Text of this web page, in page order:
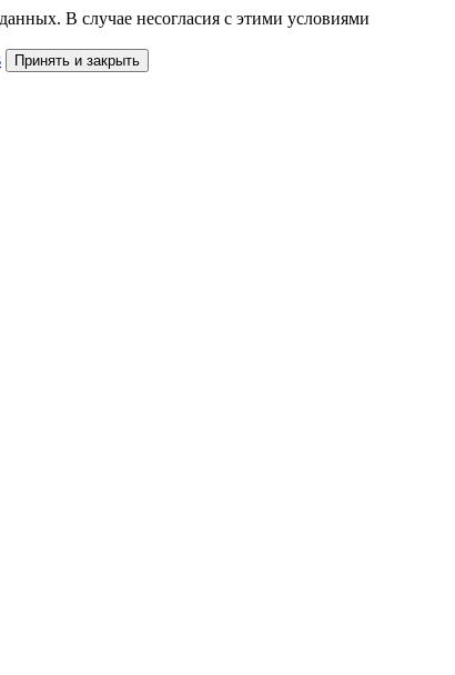
В случае несогласия с этими условиями
Принять и закрыть